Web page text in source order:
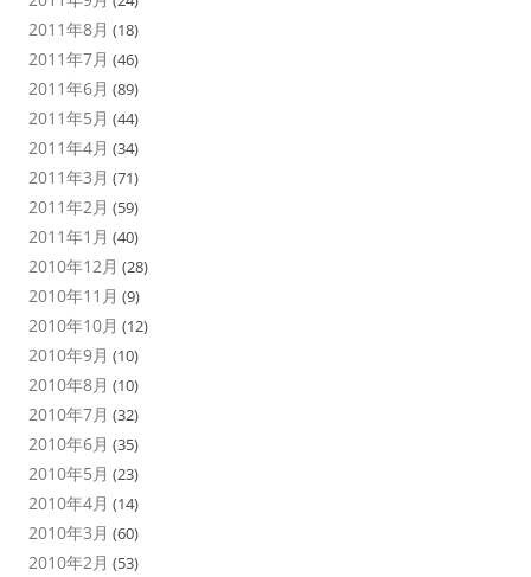
2011年8月 (18)
2011年7月 (46)
2011年6月 (89)
2011年5月 (44)
2011年4月 (34)
2011年3月 (71)
2011年2月 (59)
2011年1月 (40)
2010年12月 (28)
2010年11月 (9)
2010年10月 (12)
2010年9月 (10)
2010年8月 (10)
2010年7月 (32)
2010年6月 (35)
2010年5月 (23)
2010年4月 (14)
2010年3月 (60)
2010年2月 (53)